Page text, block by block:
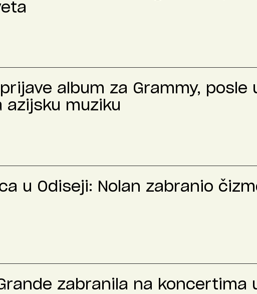
album za Grammy, posle
azijsku muziku
u Odiseji: Nolan zabranio
zabranila na koncertima